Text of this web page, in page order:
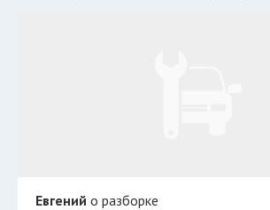
Евгений о разборке